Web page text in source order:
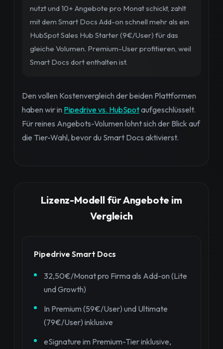
nutzt und 10+ Angebote pro Monat schickt, zahlt
mit dem Smart Docs Add-on schnell mehr als ein
HubSpot Sales Hub Starter (9€/User) für das
gleiche Volumen. Premium-User profitieren, weil
Smart Docs dort enthalten ist.
Den vollen Kostenvergleich der beiden Plattformen
haben wir in Pipedrive vs. HubSpotaufgeschlüsselt.
Für reines Angebots-Volumen lohnt sich der Blick auf
die Tier-Wahl, bevor du Smart Docs aktivierst.
Lizenz-Modell für Angebote im
Vergleich
Pipedrive Smart Docs
32,50€/Monat pro Firma als Add-on (Lite
und Growth)
In Premium (59€/User) und Ultimate
(79€/User) inklusive
eSignature im Premium-Tier inklusive,